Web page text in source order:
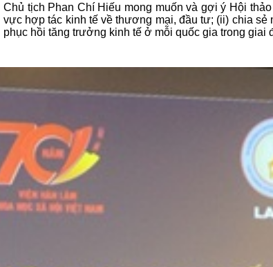
Chủ tịch Phan Chí Hiếu mong muốn và gợi ý Hội
vực hợp tác kinh tế về thương mại, đầu tư; (ii) chia
phục hồi tăng trưởng kinh tế ở mỗi quốc gia trong